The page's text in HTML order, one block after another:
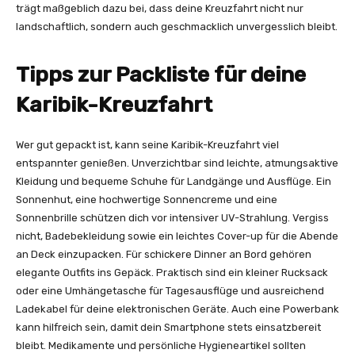
trägt maßgeblich dazu bei, dass deine Kreuzfahrt nicht nur
landschaftlich, sondern auch geschmacklich unvergesslich bleibt.
Tipps zur Packliste für deine
Karibik-Kreuzfahrt
Wer gut gepackt ist, kann seine Karibik-Kreuzfahrt viel
entspannter genießen. Unverzichtbar sind leichte, atmungsaktive
Kleidung und bequeme Schuhe für Landgänge und Ausflüge. Ein
Sonnenhut, eine hochwertige Sonnencreme und eine
Sonnenbrille schützen dich vor intensiver UV-Strahlung. Vergiss
nicht, Badebekleidung sowie ein leichtes Cover-up für die Abende
an Deck einzupacken. Für schickere Dinner an Bord gehören
elegante Outfits ins Gepäck. Praktisch sind ein kleiner Rucksack
oder eine Umhängetasche für Tagesausflüge und ausreichend
Ladekabel für deine elektronischen Geräte. Auch eine Powerbank
kann hilfreich sein, damit dein Smartphone stets einsatzbereit
bleibt. Medikamente und persönliche Hygieneartikel sollten